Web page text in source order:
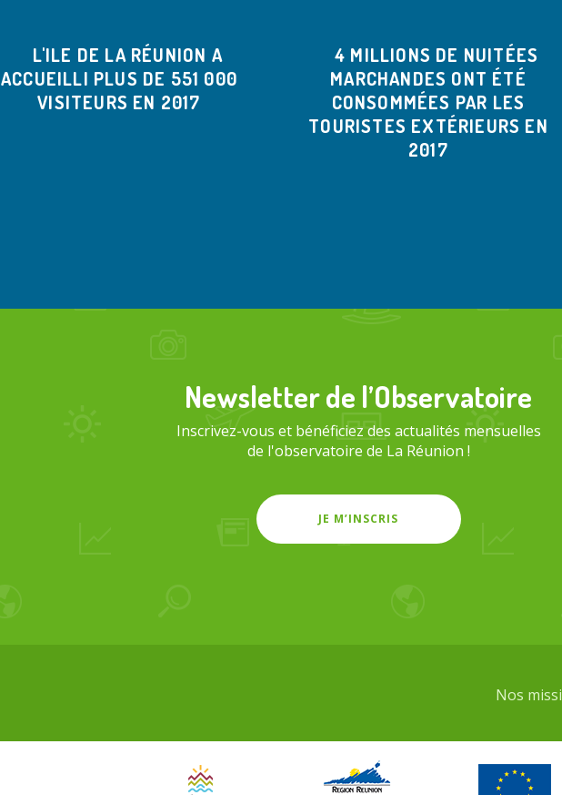
L'ILE DE LA RÉUNION A
ACCUEILLI PLUS DE 551 000
VISITEURS EN 2017
4 MILLIONS DE NUITÉES
MARCHANDES ONT ÉTÉ
CONSOMMÉES PAR LES
TOURISTES EXTÉRIEURS EN
2017
Newsletter de l’Observatoire
Inscrivez-vous et bénéficiez des actualités mensuelles
de l'observatoire de La Réunion !
JE M’INSCRIS
Nos